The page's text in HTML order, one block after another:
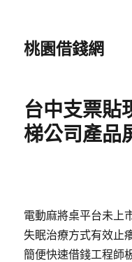
桃園借錢網
台中支票
梯公司產品
電動麻將桌平台未上
失眠治療方式有效止
簡便快速借錢工程師